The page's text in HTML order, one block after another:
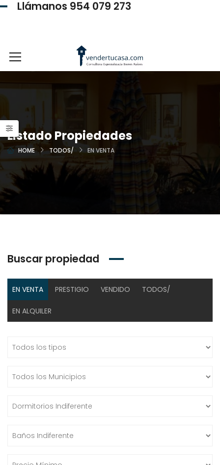
Llámanos 954 079 273
Listado Propiedades
HOME TODOS/ EN VENTA
Buscar propiedad
EN VENTA PRESTIGIO VENDIDO TODOS/
EN ALQUILER